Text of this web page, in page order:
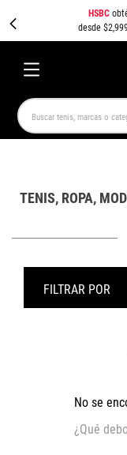
HSBC
desde
Buscar tenis, marcas o
TENIS, ROPA,
FILTRAR POR
No se
¿Qué
SPEEDCAT JORDAN